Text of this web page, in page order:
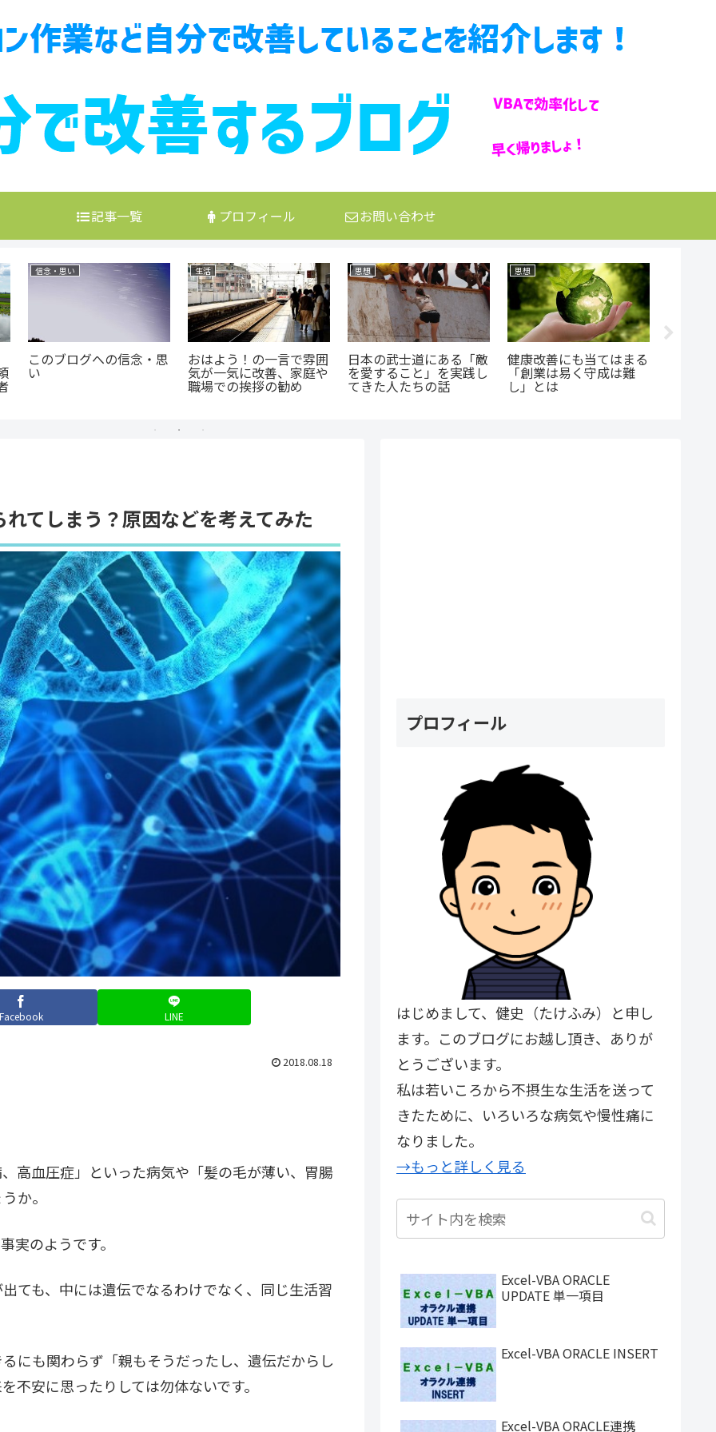
記事一覧 プロフィール お問い合わせ
信念・思い
このブログへの信念・思
い
生活
おはよう！の一言で雰囲
気が一気に改善、家庭や
職場での挨拶の勧め
思想
日本の武士道にある「敵
を愛すること」を実践し
てきた人たちの話
思想
健康改善にも当てはまる
「創業は易く守成は難
し」とは
てしまう？原因などを考えてみた
LINE
2018.08.18
高血圧症」といった病気や「髪の毛が薄い、胃腸
か。
実のようです。
ても、中には遺伝でなるわけでなく、同じ生活習
にも関わらず「親もそうだったし、遺伝だからし
不安に思ったりしては勿体ないです。
プロフィール
はじめまして、健史（たけふみ）と申し
ます。このブログにお越し頂き、ありが
とうございます。
私は若いころから不摂生な生活を送って
きたために、いろいろな病気や慢性痛に
なりました。
→もっと詳しく見る
Excel-VBA ORACLE
UPDATE 単一項目
Excel-VBA ORACLE INSERT
Excel-VBA ORACLE連携